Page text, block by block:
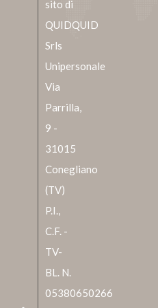
sito di
QUIDQUID
Srls
Unipersonale
Via
Parrilla,
9 -
31015
Conegliano
(TV)
P.I.,
C.F. -
TV-
BL. N.
05380650266